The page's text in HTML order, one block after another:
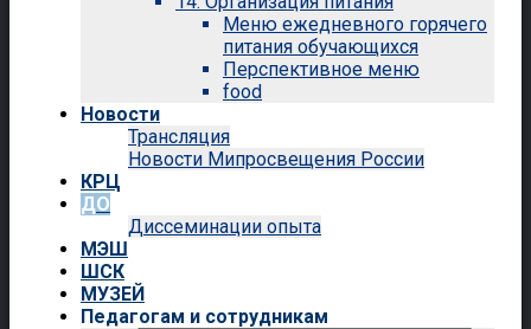
Меню ежедневного горячего
питания обучающихся
Перспективное меню
food
Новости
Трансляция
Новости Мипросвещения России
КРЦ
ДО
Диссеминации опыта
МЭШ
ШСК
МУЗЕЙ
Педагогам и сотрудникам